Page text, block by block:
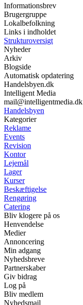
Informationsbrev
Brugergruppe
Lokalbefolkning
Links i indholdet
Strukturoversigt
Nyheder
Arkiv
Blogside
Automatisk opdatering
Handelsbyen.dk
Intelligent Media
mail@intelligentmedia.dk
Handelsbyen
Kategorier
Reklame
Events
Revision
Kontor
Lejemål
Lager
Kurser
Beskæftigelse
Rengøring
Catering
Bliv klogere på os
Henvendelse
Medier
Annoncering
Min adgang
Nyhedsbreve
Partnerskaber
Giv bidrag
Log på
Bliv medlem
Nyhedsmail